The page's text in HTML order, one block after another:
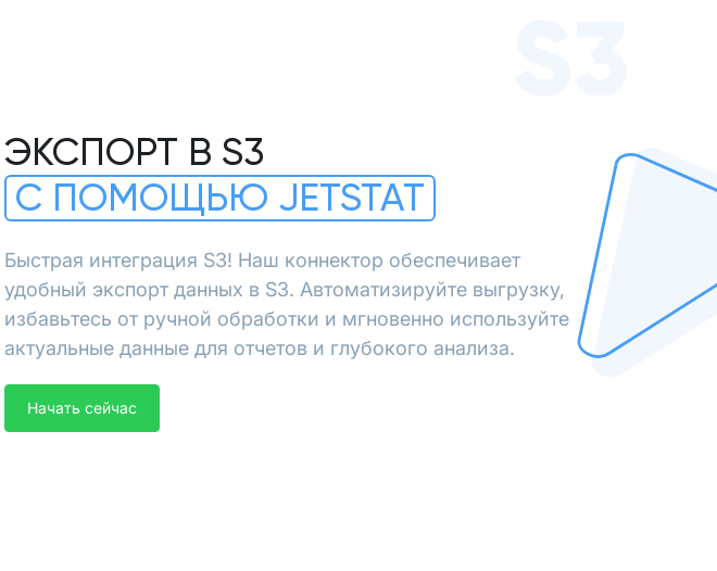
ЭКСПОРТ В S3
С ПОМОЩЬЮ JETSTAT
Быстрая интеграция S3! Наш коннектор обеспечивает
удобный экспорт данных в S3. Автоматизируйте выгрузку,
избавьтесь от ручной обработки и мгновенно используйте
актуальные данные для отчетов и глубокого анализа.
Начать сейчас